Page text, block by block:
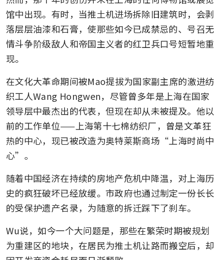
馆中出现。有时，当推土机进场拆除旧建筑时，会剥
落层层油漆和石膏，使那些如今已成禁忌的、号召无
情斗争阶级敌人和帝国主义者的红卫兵口号短暂地重
现。
在文化大革命期间被Mao提拔为国家副主席的激进纺
织工人Wang Hongwen，尽管曾多年是上海在国家
领导层中最杰出的代表，但现在却从未被提及。他以
前的工作单位——上海第十七棉纺织厂，曾是文革狂
热的中心，现已被改造为奥特莱斯商场“上海时尚中
心”。
随着中国经济在持续的房地产危机中降温，对上海历
史的疯狂破坏已经放缓。市政府也通过制定一份长长
的受保护遗产名录，为随意的拆迁踩下了刹车。
Wu说，如今一个大问题是，那些在繁荣时期被规划
为重建区的地块，在居民为推土机让路而搬空后，却